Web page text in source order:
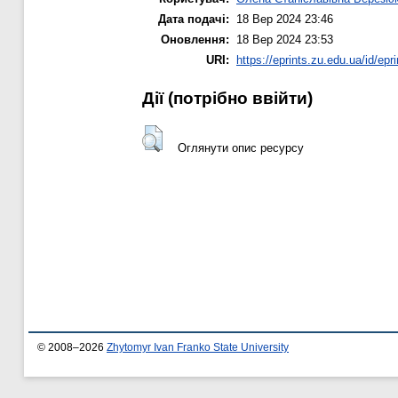
Дата подачі:
18 Вер 2024 23:46
Оновлення:
18 Вер 2024 23:53
URI:
https://eprints.zu.edu.ua/id/
Дії ​​(потрібно ввійти)
Оглянути опис ресурсу
© 2008–2026 Zhytomyr Ivan Franko State University